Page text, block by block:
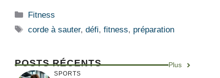
Catégories
Fitness
Étiquettes
corde à sauter,défi,fitness, préparation
POSTS RÉCENTS Plus
SPORTS